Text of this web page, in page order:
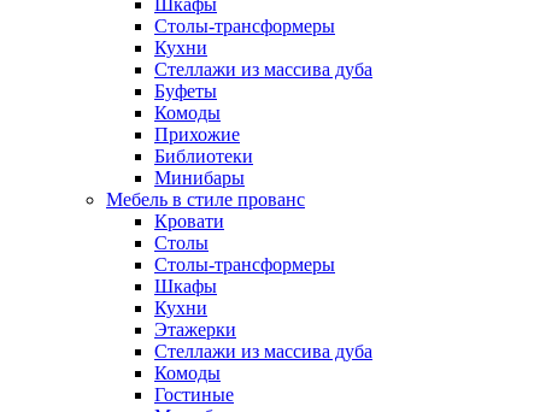
Шкафы
Столы-трансформеры
Кухни
Стеллажи из массива дуба
Буфеты
Комоды
Прихожие
Библиотеки
Минибары
Мебель в стиле прованс
Кровати
Столы
Столы-трансформеры
Шкафы
Кухни
Этажерки
Стеллажи из массива дуба
Комоды
Гостиные